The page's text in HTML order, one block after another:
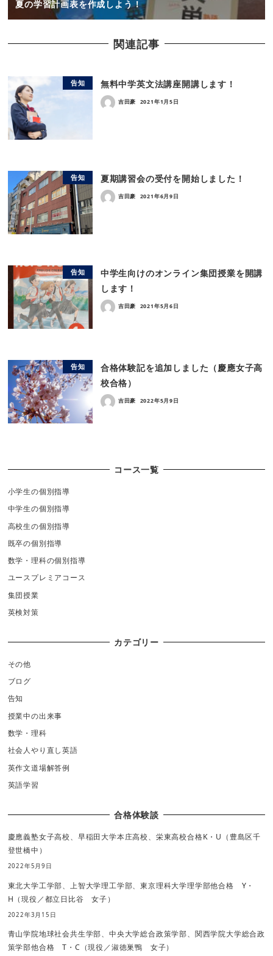
夏の学習計画表を作成しよう！
関連記事
告知 無料中学英文法講座開講します！
吉田豪 2021年1月5日
告知 夏期講習会の受付を開始しました！
吉田豪 2021年6月9日
告知
中学生向けのオンライン集団授業を開講
します！
吉田豪 2021年5月6日
告知
合格体験記を追加しました（慶應女子高
校合格）
吉田豪 2022年5月9日
コース一覧
小学生の個別指導
中学生の個別指導
高校生の個別指導
既卒の個別指導
数学・理科の個別指導
ユースプレミアコース
集団授業
英検対策
カテゴリー
その他
ブログ
告知
授業中の出来事
数学・理科
社会人やり直し英語
英作文道場解答例
英語学習
合格体験談
慶應義塾女子高校、早稲田大学本庄高校、栄東高校合格K・U（豊島区千
登世橋中）
2022年5月9日
東北大学工学部、上智大学理工学部、東京理科大学理学部他合格 Y・
H（現役／都立日比谷 女子）
2022年3月15日
青山学院地球社会共生学部、中央大学総合政策学部、関西学院大学総合政
策学部他合格 T・C（現役／淑徳巣鴨 女子）